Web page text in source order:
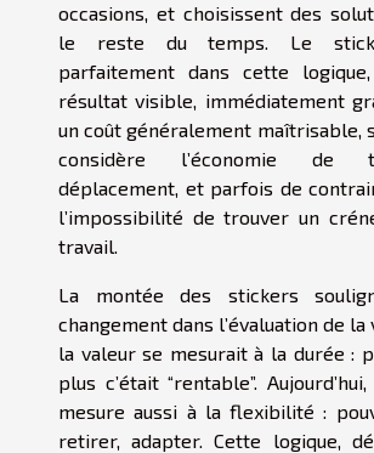
occasions, et choisissent des
le reste du temps. Le
parfaitement dans cette
résultat visible, immédiatement
un coût généralement maîtrisable,
considère l’économie de
déplacement, et parfois de
l’impossibilité de trouver un
travail.
La montée des stickers
changement dans l’évaluation de la
la valeur se mesurait à la durée :
plus c’était “rentable”.
mesure aussi à la flexibilité :
retirer, adapter. Cette logique,